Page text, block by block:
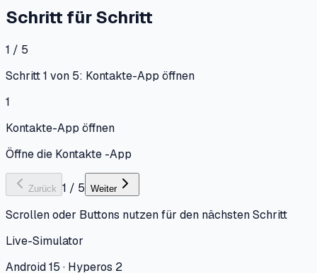
Schritt für Schritt
1 / 5
Schritt 1 von 5: Kontakte-App öffnen
1
Kontakte-App öffnen
Öffne die Kontakte -App
Zurück 1 / 5 Weiter
Scrollen oder Buttons nutzen für den nächsten Schritt
Live-Simulator
Android 15 · Hyperos 2